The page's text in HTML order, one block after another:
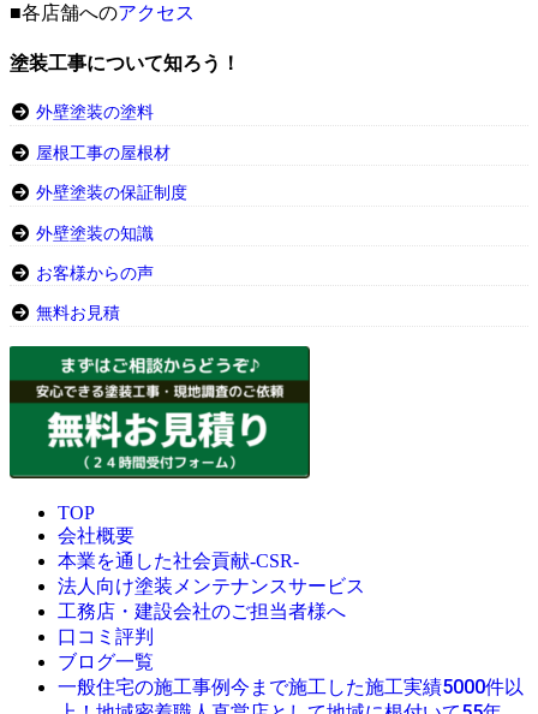
■各店舗へのアクセス
塗装工事について知ろう！
外壁塗装の塗料
屋根工事の屋根材
外壁塗装の保証制度
外壁塗装の知識
お客様からの声
無料お見積
TOP
会社概要
本業を通した社会貢献-CSR-
法人向け塗装メンテナンスサービス
工務店・建設会社のご担当者様へ
口コミ評判
ブログ一覧
一般住宅の施工事例今まで施工した施工実績5000件以